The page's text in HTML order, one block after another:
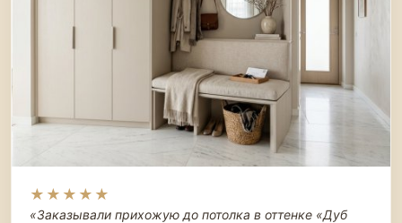
★★★★★
«Заказывали прихожую до потолка в оттенке «Дуб